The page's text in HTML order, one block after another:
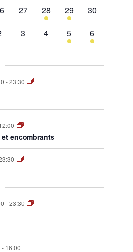
0
évènement,
27
1
évènement,
28
1
évènement,
29
0
30
0
3
0
évènement,
4
1
évènement,
5
1
évènement,
6
-23:30
12:00
encombrants
-23:30
- 16:00